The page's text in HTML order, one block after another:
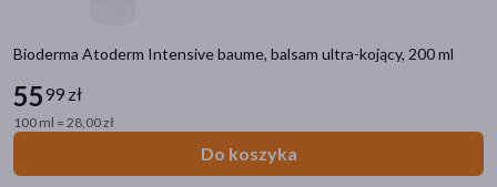
Bioderma Atoderm Intensive baume, balsam ultra-kojący, 200 ml
5599 zł
100 ml = 28,00 zł
Do koszyka
mannitol(56)
niacynamid
algi(25)